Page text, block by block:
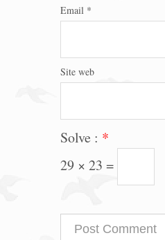
Email *
Site web
Solve : *
29 × 23 =